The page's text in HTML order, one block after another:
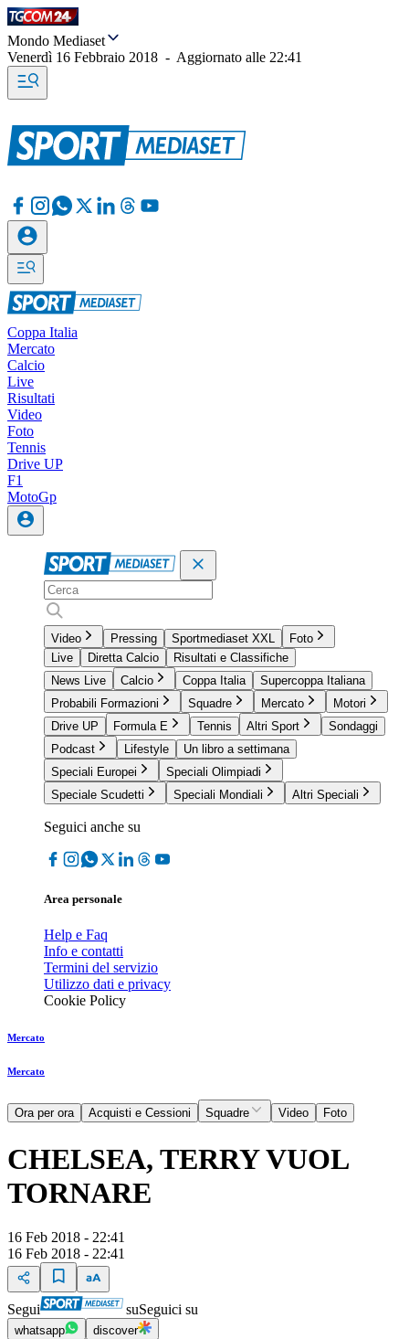
Mondo Mediaset
Venerdì 16 Febbraio 2018 - Aggiornato alle 22:41
Coppa Italia
Mercato
Calcio
Live
Risultati
Video
Foto
Tennis
Drive UP
F1
MotoGp
Video Pressing Sportmediaset XXL
Foto
Live
Diretta Calcio
Risultati e Classifiche
News Live
Calcio Coppa Italia
Supercoppa Italiana
Probabili Formazioni
Squadre Mercato
Motori
Drive UP
Formula E Tennis Altri Sport
Sondaggi
Podcast
Lifestyle
Un libro a settimana
Speciali Europei
Speciali Olimpiadi
Speciale Scudetti
Speciali Mondiali Altri Speciali
Seguici anche su
Area personale
Help e Faq
Info e contatti
Termini del servizio
Utilizzo dati e privacy
Cookie Policy
Mercato
Mercato
Ora per ora Acquisti e Cessioni Squadre Video Foto
CHELSEA, TERRY VUOL
TORNARE
16 Feb 2018 - 22:41
16 Feb 2018 - 22:41
Segui suSeguici su
whatsapp discover